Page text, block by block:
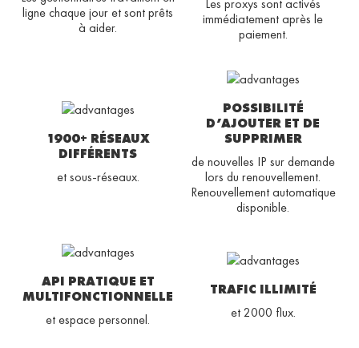
ligne chaque jour et sont prêts
à aider.
Les proxys sont activés
immédiatement après le
paiement.
1900+ RÉSEAUX
DIFFÉRENTS
et sous-réseaux.
POSSIBILITÉ
D’AJOUTER ET DE
SUPPRIMER
de nouvelles IP sur demande
lors du renouvellement.
Renouvellement automatique
disponible.
API PRATIQUE ET
MULTIFONCTIONNELLE
et espace personnel.
TRAFIC ILLIMITÉ
et 2000 flux.